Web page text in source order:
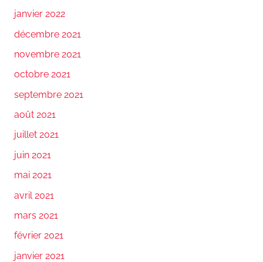
janvier 2022
décembre 2021
novembre 2021
octobre 2021
septembre 2021
août 2021
juillet 2021
juin 2021
mai 2021
avril 2021
mars 2021
février 2021
janvier 2021